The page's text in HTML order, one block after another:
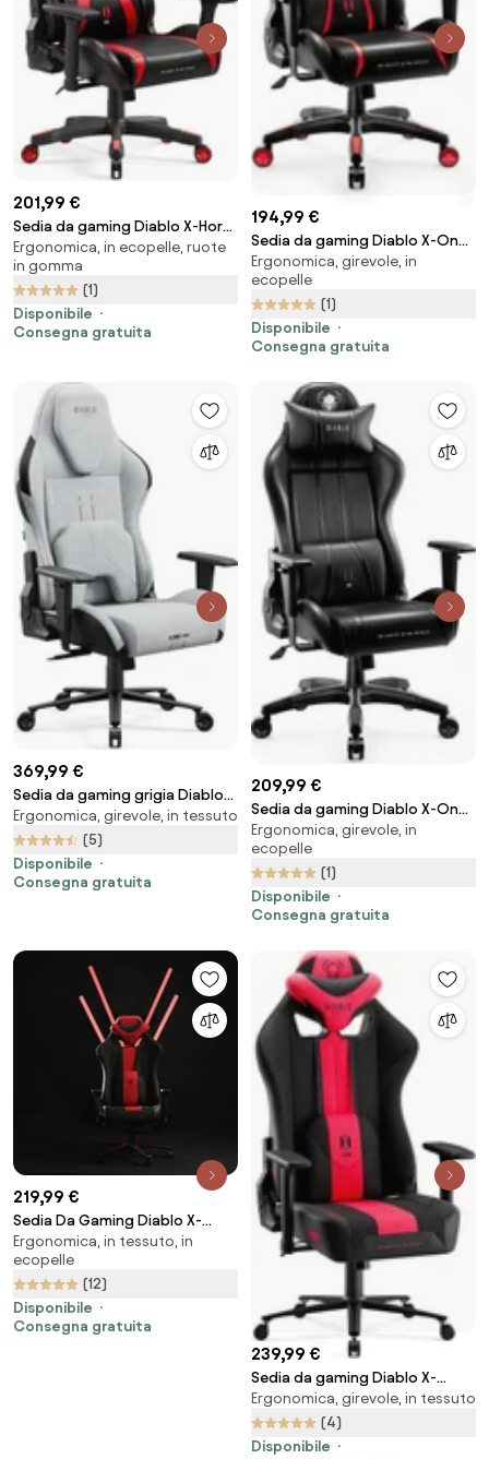
201,99 €
Sedia da gaming Diablo X-Horn
2.0 Normal Size, Nero-rosso
Ergonomica, in ecopelle, ruote
in gomma
(1)
Disponibile
Consegna gratuita
194,99 €
Sedia da gaming Diablo X-One
2.0 Normal Size: Nero-rosso
Ergonomica, girevole, in
ecopelle
(1)
Disponibile
Consegna gratuita
369,99 €
Sedia da gaming grigia Diablo
X.One Prime, Normal Size,
Nightwolf Moon
Ergonomica, girevole, in tessuto
(5)
Disponibile
Consegna gratuita
209,99 €
Sedia da gaming Diablo X-One
2.0 Normal Size: Nero
Ergonomica, girevole, in
ecopelle
(1)
Disponibile
Consegna gratuita
219,99 €
Sedia Da Gaming Diablo X-
Player 2.0 in materiale Normal
Size: Bianco-nero
Ergonomica, in tessuto, in
ecopelle
(12)
Disponibile
Consegna gratuita
239,99 €
Sedia da gaming Diablo X-
Player 2.0 In Materiale King Size:
Cremisi-Antracite
Ergonomica, girevole, in tessuto
(4)
Disponibile